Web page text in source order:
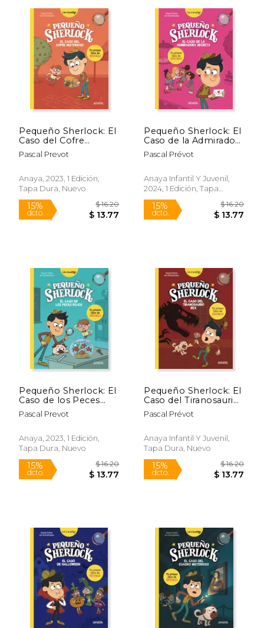
Pequeño Sherlock: El
Caso del Cofre
Misterioso
Pascal Prevot
Anaya, 2023, 1 Edición,
Tapa Dura, Nuevo
15%
dcto. $ 13.77
Pequeño Sherlock: El
Caso de la Admiradora
Secreta
Pascal Prévot
Anaya Infantil Y Juvenil,
2024, 1 Edición, Tapa
Blanda, Nuevo
15%
dcto.
Pequeño Sherlock: El
Caso de los Peces
Rojos
Pascal Prevot
Anaya, 2023, 1 Edición,
Tapa Dura, Nuevo
15%
dcto. $ 13.77
Pequeño Sherlock: El
Caso del Tiranosaurio
Rex: Tu Primer Libro
de Enigmas
Pascal Prévot
Anaya Infantil Y Juvenil,
Tapa Dura, Nuevo
15%
dcto.